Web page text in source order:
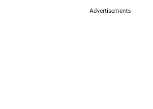
Advertisements